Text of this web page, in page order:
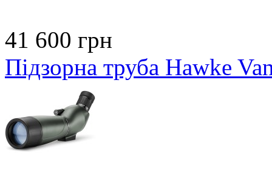
41 600 грн
Підзорна труба Hawke